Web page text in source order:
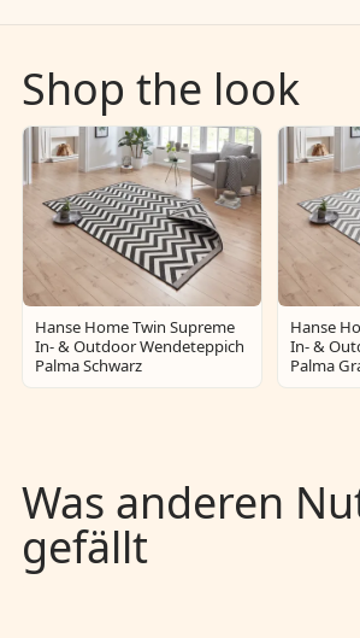
Shop the look
Hanse Home Twin Supreme
In- & Outdoor Wendeteppich
Palma Schwarz
Hanse
In- &
Palma
Was anderen
gefällt